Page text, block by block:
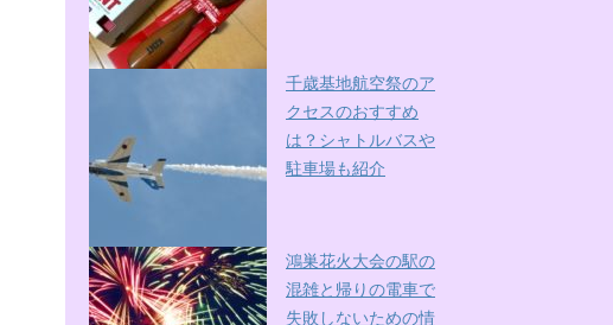
千歳基地航空祭のア
クセスのおすすめ
は？シャトルバスや
駐車場も紹介
鴻巣花火大会の駅の
混雑と帰りの電車で
失敗しないための情